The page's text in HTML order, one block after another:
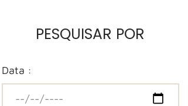
PESQUISAR POR
Data :